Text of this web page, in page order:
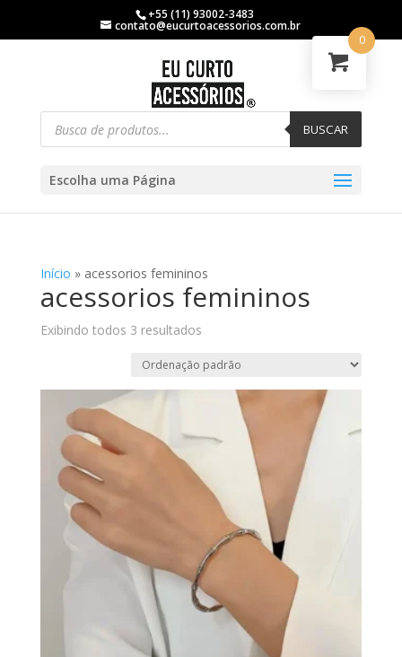
+55 (11) 93002-3483
contato@eucurtoacessorios.com.br
BUSCAR
Escolha uma Página
Início » acessorios femininos
acessorios femininos
Exibindo todos 3 resultados
0